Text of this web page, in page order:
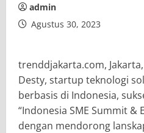
admin
Agustus 30, 2023
trenddjakarta.com,
Desty, startup teknologi
berbasis di Indonesia,
“Indonesia SME Summit &
dengan mendorong